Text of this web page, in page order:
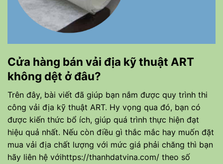
Cửa hàng bán vải địa kỹ thuật ART
không dệt ở đâu?
Trên đây, bài viết đã giúp bạn nắm được quy trình thi
công vải địa kỹ thuật ART. Hy vọng qua đó, bạn có
được kiến thức bổ ích, giúp quá trình thực hiện đạt
hiệu quả nhất. Nếu còn điều gì thắc mắc hay muốn đặt
mua vải địa chất lượng với mức giá phải chăng thì bạn
hãy liên hệ vớihttps://thanhdatvina.com/ theo số